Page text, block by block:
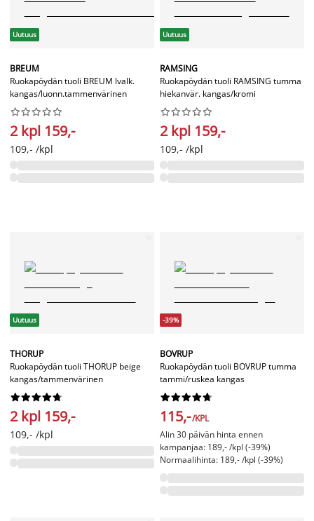
Uutuus
BREUM
Ruokapöydän tuoli BREUM lvalk.
kangas/luonn.tammenvärinen






2 kpl 159,-
109,- /kpl
Uutuus
RAMSING
Ruokapöydän tuoli RAMSING tumma
hiekanvär. kangas/kromi






2 kpl 159,-
109,- /kpl
Uutuus
THORUP
Ruokapöydän tuoli THORUP beige
kangas/tammenvärinen






2 kpl 159,-
109,- /kpl
-39%
BOVRUP
Ruokapöydän tuoli BOVRUP tumma
tammi/ruskea kangas






115,-/KPL
Alin 30 päivän hinta ennen
kampanjaa: 189,- /kpl (-39%)
Normaalihinta: 189,- /kpl (-39%)